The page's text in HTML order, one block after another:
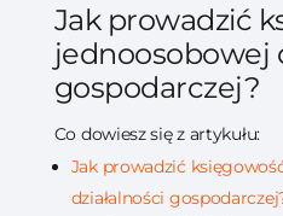
Jak prowadzić
jednoosobowej
gospodarczej?
Co dowiesz się z artykułu:
Jak prowadzić
działalności